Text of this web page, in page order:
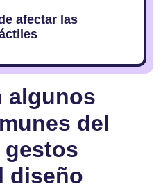
afectar las
algunos
del
gestos
diseño